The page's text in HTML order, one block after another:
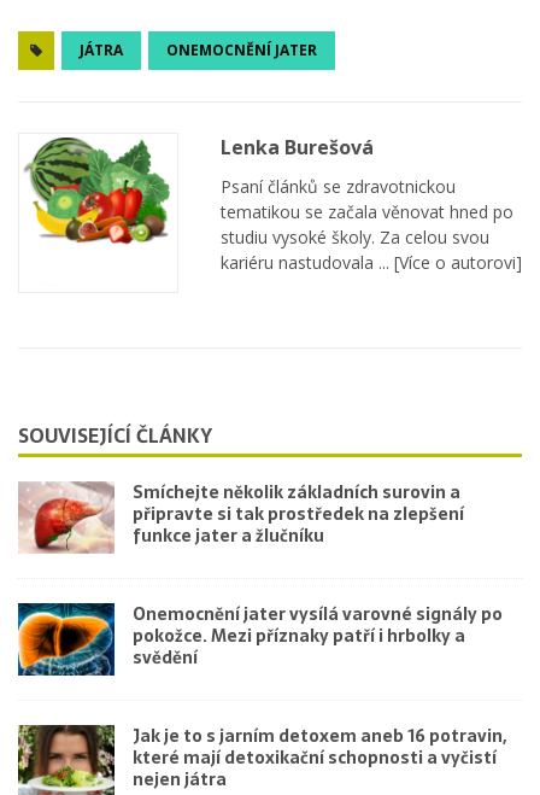
JÁTRA ONEMOCNĚNÍ JATER
Lenka Burešová
Psaní článků se zdravotnickou
tematikou se začala věnovat hned po
studiu vysoké školy. Za celou svou
kariéru nastudovala ... [Více o autorovi]
SOUVISEJÍCÍ ČLÁNKY
Smíchejte několik základních surovin a
připravte si tak prostředek na zlepšení
funkce jater a žlučníku
Onemocnění jater vysílá varovné signály po
pokožce. Mezi příznaky patří i hrbolky a
svědění
Jak je to s jarním detoxem aneb 16 potravin,
které mají detoxikační schopnosti a vyčistí
nejen játra